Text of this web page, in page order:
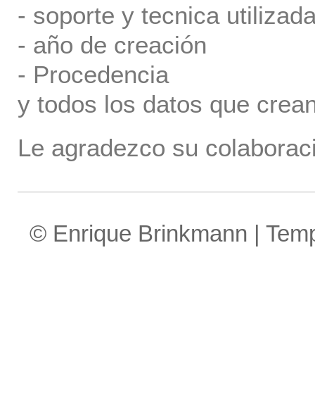
- soporte y tecnica
- año de creación
- Procedencia
y todos los datos que
Le agradezco su
© Enrique Brinkmann |